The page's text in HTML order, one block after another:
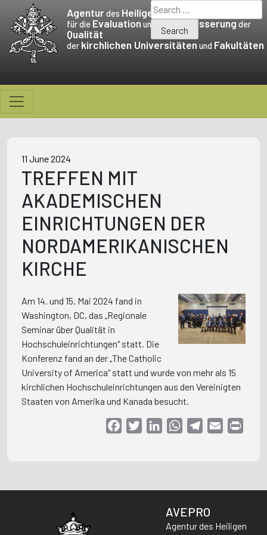
content
Agenturdes Heiligen Stuhls
für die Evaluation und die Verbesserungder
Qualität
der kirchlichen Universitäten und Fakultäten
Search
for:
11 June 2024
TREFFEN MIT
AKADEMISCHEN
EINRICHTUNGEN DER
NORDAMERIKANISCHEN
KIRCHE
Am 14. und 15. Mai 2024 fand in
Washington, DC, das „Regionale
Seminar über Qualität in
Hochschuleinrichtungen“ statt. Die
Konferenz fand an der „The Catholic
University of America“ statt und wurde von mehr als 15
kirchlichen Hochschuleinrichtungen aus den Vereinigten
Staaten von Amerika und Kanada besucht.
FacebookTwitterLinkedInWhatsAppTelegram
Email
AVEPRO
Agentur des Heiligen